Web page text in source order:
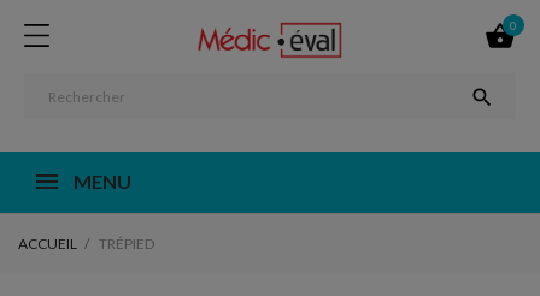

0

MENU
ACCUEIL TRÉPIED